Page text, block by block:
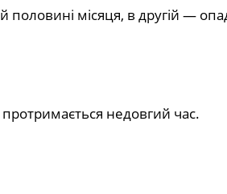
місяця, в другій —
протримається недовгий час.